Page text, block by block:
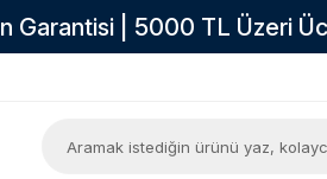
Garantisi | 5000 TL Üzeri